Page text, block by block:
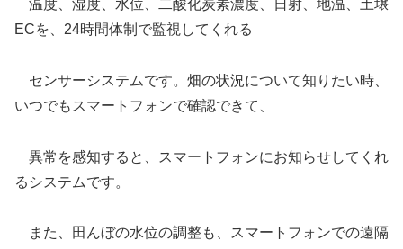
温度、湿度、水位、二酸化炭素濃度、日射、地温、土壌
ECを、24時間体制で監視してくれる
センサーシステムです。畑の状況について知りたい時、
いつでもスマートフォンで確認できて、
異常を感知すると、スマートフォンにお知らせしてくれ
るシステムです。
また、田んぼの水位の調整も、スマートフォンでの遠隔